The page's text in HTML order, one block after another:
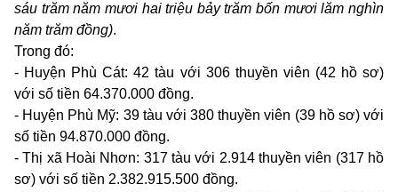
sáu trăm năm mươi haitriệu bảy trăm bốn mươi lăm nghìn
năm trăm đồng).
Trong đó:
- Huyện Phù Cát:42tàu với 306 thuyền viên (42 hồ sơ)
với số tiền 64.370.000 đồng.
- Huyện Phù Mỹ: 39 tàu với380thuyền viên (39 hồ sơ) với
số tiền 94.870.000 đồng.
-Thị xã Hoài Nhơn: 317tàu với 2.914thuyền viên (317 hồ
sơ) với số tiền 2.382.915.500 đồng.